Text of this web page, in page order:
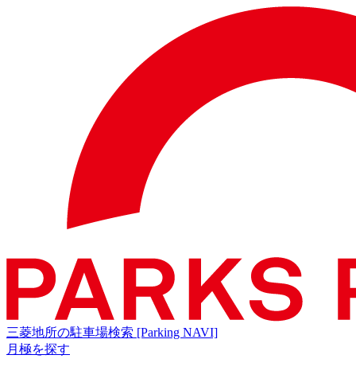
三菱地所の駐車場検索 [Parking NAVI]
月極を探す